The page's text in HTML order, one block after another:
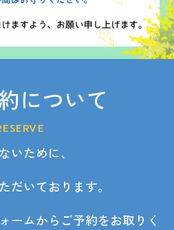
について
いために、
だいております。
ームからご予約をお取りく